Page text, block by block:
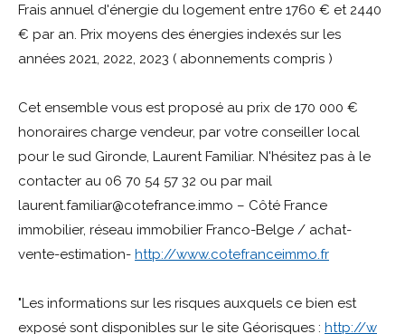
Frais annuel d'énergie du logement entre 1760 € et 2440
€ par an. Prix moyens des énergies indexés sur les
années 2021, 2022, 2023 ( abonnements compris )
Cet ensemble vous est proposé au prix de 170 000 €
honoraires charge vendeur, par votre conseiller local
pour le sud Gironde, Laurent Familiar. N'hésitez pas à le
contacter au 06 70 54 57 32 ou par mail
laurent.familiar@cotefrance.immo – Côté France
immobilier, réseau immobilier Franco-Belge / achat-
vente-estimation- http://www.cotefranceimmo.fr
"Les informations sur les risques auxquels ce bien est
exposé sont disponibles sur le site Géorisques : http://w